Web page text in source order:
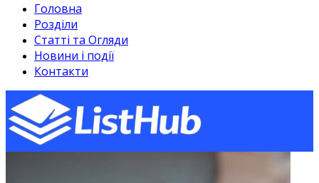
Головна
Розділи
Статті та Огляди
Новини і події
Контакти